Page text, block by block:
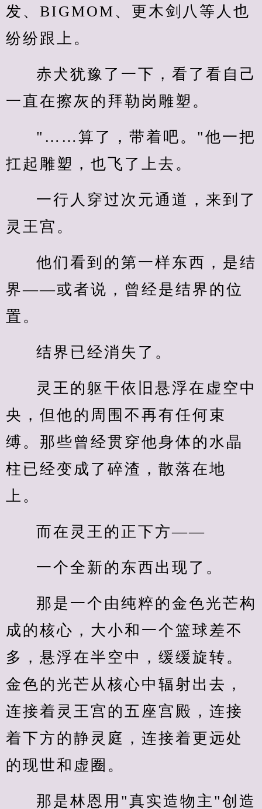
发、BIGMOM、更木剑八等人也
纷纷跟上。
赤犬犹豫了一下，看了看自己
一直在擦灰的拜勒岗雕塑。
"……算了，带着吧。"他一把
扛起雕塑，也飞了上去。
一行人穿过次元通道，来到了
灵王宫。
他们看到的第一样东西，是结
界——或者说，曾经是结界的位
置。
结界已经消失了。
灵王的躯干依旧悬浮在虚空中
央，但他的周围不再有任何束
缚。那些曾经贯穿他身体的水晶
柱已经变成了碎渣，散落在地
上。
而在灵王的正下方——
一个全新的东西出现了。
那是一个由纯粹的金色光芒构
成的核心，大小和一个篮球差不
多，悬浮在半空中，缓缓旋转。
金色的光芒从核心中辐射出去，
连接着灵王宫的五座宫殿，连接
着下方的静灵庭，连接着更远处
的现世和虚圈。
那是林恩用"真实造物主"创造